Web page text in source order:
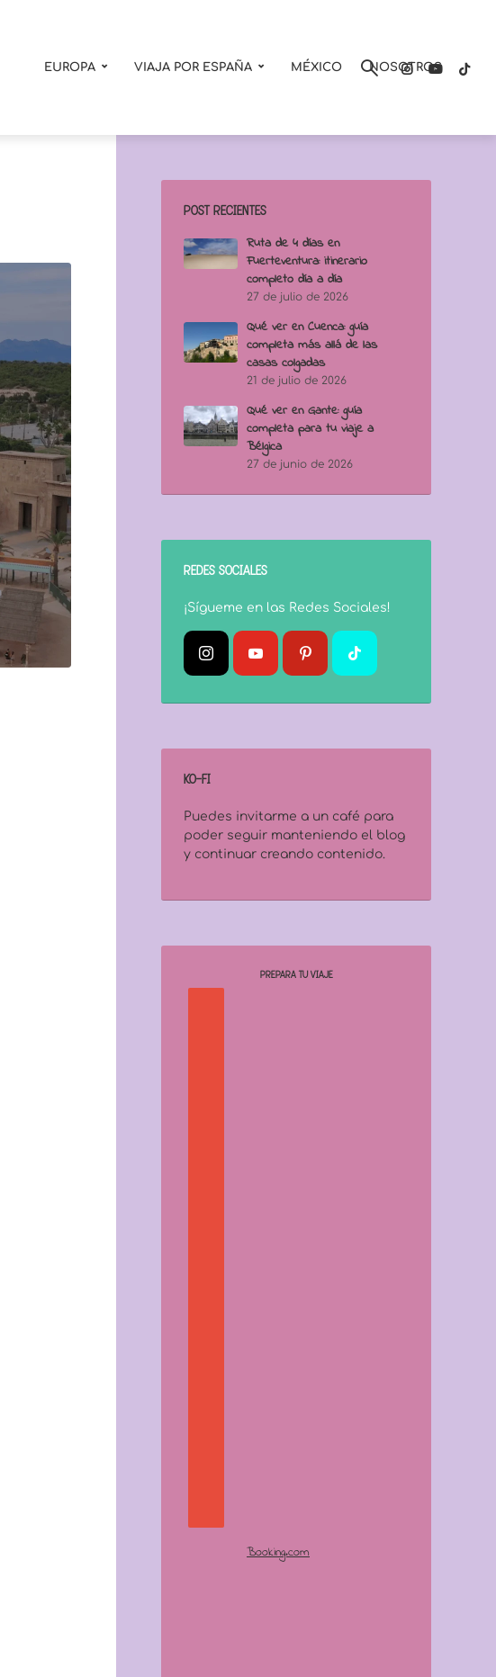
EUROPA VIAJA POR ESPAÑA MÉXICO NOSOTROS
POST RECIENTES
Ruta de 4 días en
Fuerteventura: itinerario
completo día a día
27 de julio de 2026
Qué ver en Cuenca: guía
completa más allá de las
casas colgadas
21 de julio de 2026
Qué ver en Gante: guía
completa para tu viaje a
Bélgica
27 de junio de 2026
REDES SOCIALES
¡Sígueme en las Redes Sociales!
KO-FI
Puedes invitarme a un café para
poder seguir manteniendo el blog
y continuar creando contenido.
PREPARA TU VIAJE
Booking.com